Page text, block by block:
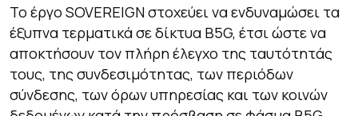
Το έργο SOVEREIGN στοχεύει να ενδυναμώσει τα
έξυπνα τερματικά σε δίκτυα B5G, έτσι ώστε να
αποκτήσουν τον πλήρη έλεγχο της ταυτότητάς
τους, της συνδεσιμότητας, των περιόδων
σύνδεσης, των όρων υπηρεσίας και των κοινών